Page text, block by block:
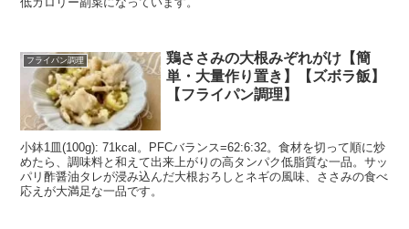
フライパン調理
鶏ささみの大根みぞれがけ【簡
単・大量作り置き】【ズボラ飯】
【フライパン調理】
小鉢1皿(100g): 71kcal。PFCバランス=62:6:32。食材を切って順に炒
めたら、調味料と和えて出来上がりの高タンパク低脂質な一品。サッ
パリ酢醤油タレが浸み込んだ大根おろしとネギの風味、ささみの食べ
応えが大満足な一品です。